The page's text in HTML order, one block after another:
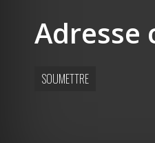
Adresse
SOUMETTRE